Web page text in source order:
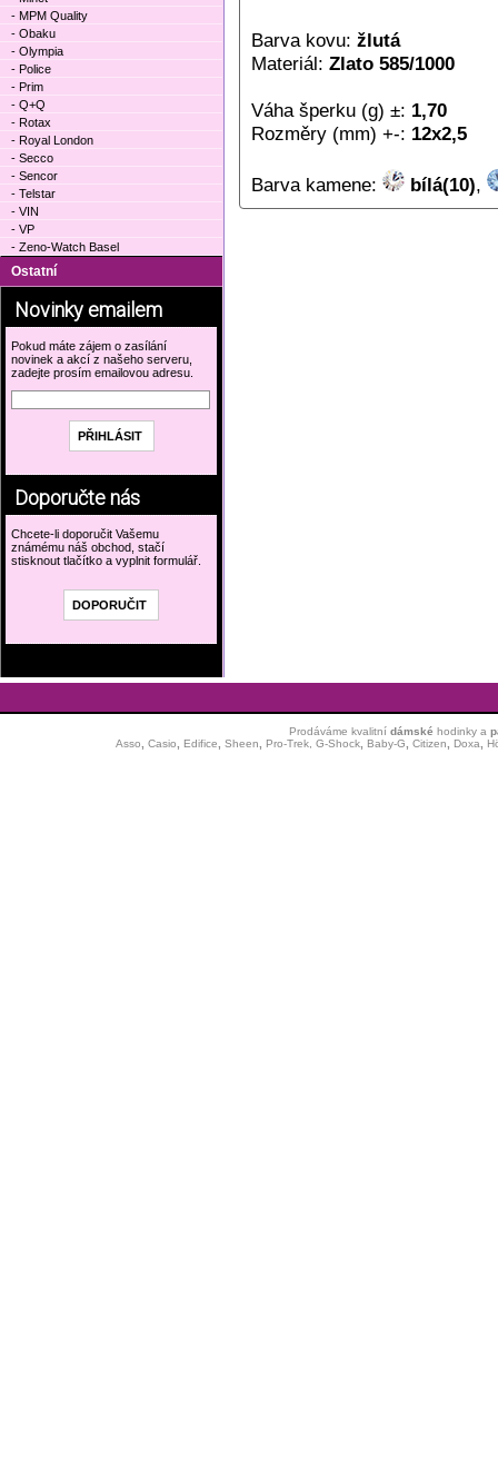
Barva kovu: žlutá
Materiál: Zlato 585/1000
Váha šperku (g) ±: 1,70
Rozměry (mm) +-: 12x2,5
Barva kamene: bílá(10),
- MPM Quality
- Obaku
- Olympia
- Police
- Prim
- Q+Q
- Rotax
- Royal London
- Secco
- Sencor
- Telstar
- VIN
- VP
- Zeno-Watch Basel
Ostatní
Novinky emailem
Pokud máte zájem o zasílání
novinek a akcí z našeho serveru,
zadejte prosím emailovou adresu.
Doporučte nás
Chcete-li doporučit Vašemu
známému náš obchod, stačí
stisknout tlačítko a vyplnit formulář.
Prodáváme kvalitní dámské hodinkya
Asso
Casio Edifice Sheen Pro-Trek, G-Shock, Baby-G Citizen Doxa